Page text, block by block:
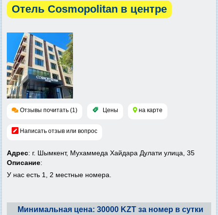
Отель Cosmopolitan в центре
Отзывы почитать (1) Цены на карте
Написать отзыв или вопрос
Адрес: г. Шымкент, Мухаммеда Хайдара Дулати улица, 35
Описание:
У нас есть 1, 2 местные номера.
Минимальная цена: 30000 KZT за номер в сутки